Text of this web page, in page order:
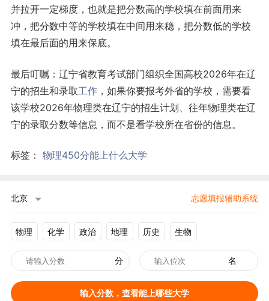
并拉开一定梯度，也就是把分数高的学校填在前面用来
冲，把分数中等的学校填在中间用来稳，把分数低的学校
填在最后面的用来保底。
最后叮嘱：辽宁省教育考试部门组织全国高校2026年在辽
宁的招生和录取工作，如果你要报考外省的学校，需要看
该学校2026年物理类在辽宁的招生计划、往年物理类在辽
宁的录取分数等信息，而不是看学校所在省份的信息。
标签： 物理450分能上什么大学
北京 志愿填报辅助系统
物理 化学 政治 地理 历史 生物
分 名
输入分数，查看能上哪些大学